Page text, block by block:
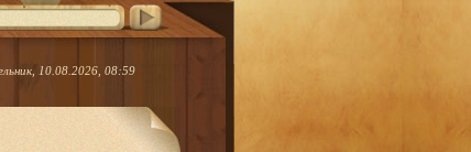
10.08.2026, 08:59